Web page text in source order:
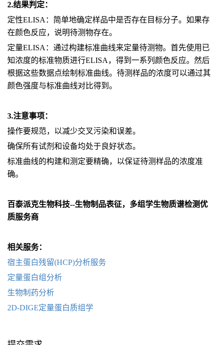
2.结果判定：
定性ELISA：简单地确定样品中是否存在目标分子。如果存
在颜色反应，说明待测物存在。
定量ELISA：通过构建标准曲线来定量待测物。首先使用已
知浓度的标准物质进行ELISA，得到一系列颜色反应。然后
根据这些数据点绘制标准曲线。待测样品的浓度可以通过其
颜色强度与标准曲线对比得到。
3.注意事项：
操作要规范，以减少交叉污染和误差。
确保所有试剂和设备均处于良好状态。
标准曲线的构建和测定要精确，以保证待测样品的浓度准
确。
百泰派克生物科技--生物制品表征，多组学生物质谱检测优
质服务商
相关服务：
宿主蛋白残留(HCP)分析服务
定量蛋白组分析
生物制药分析
2D-DIGE定量蛋白质组学